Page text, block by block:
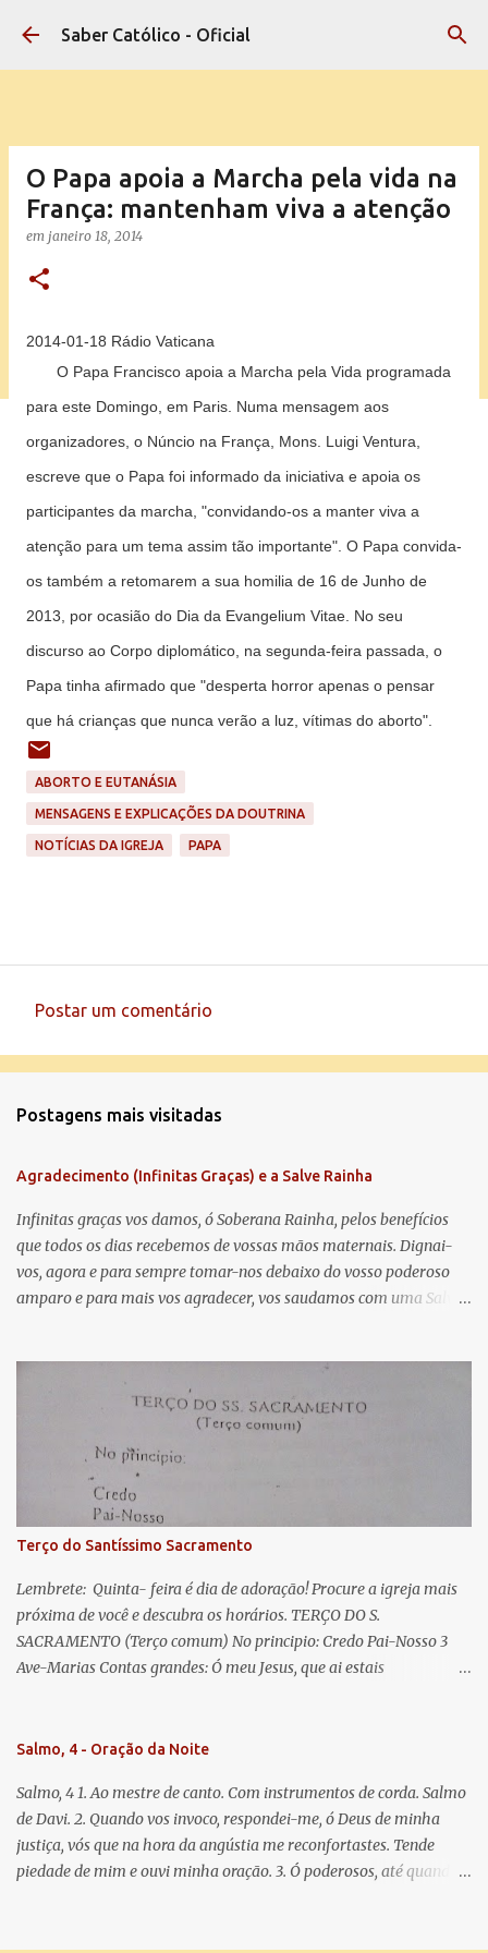
Pular para o conteúdo principal
Saber Católico - Oficial
O Papa apoia a Marcha pela vida na
França: mantenham viva a atenção
em janeiro 18, 2014
2014-01-18 Rádio Vaticana
O Papa Francisco apoia a Marcha pela Vida programada
para este Domingo, em Paris. Numa mensagem aos
organizadores, o Núncio na França, Mons. Luigi Ventura,
escreve que o Papa foi informado da iniciativa e apoia os
participantes da marcha, "convidando-os a manter viva a
atenção para um tema assim tão importante". O Papa convida-
os também a retomarem a sua homilia de 16 de Junho de
2013, por ocasião do Dia da Evangelium Vitae. No seu
discurso ao Corpo diplomático, na segunda-feira passada, o
Papa tinha afirmado que "desperta horror apenas o pensar
que há crianças que nunca verão a luz, vítimas do aborto".
ABORTO E EUTANÁSIA
MENSAGENS E EXPLICAÇÕES DA DOUTRINA
NOTÍCIAS DA IGREJA PAPA
e
t
á
r
i
o
Postar um comentário
Postagens mais visitadas
Agradecimento (Infinitas Graças) e a Salve Rainha
Infinitas graças vos damos, ó Soberana Rainha, pelos benefícios
que todos os dias recebemos de vossas mãos maternais. Dignai-
vos, agora e para sempre tomar-nos debaixo do vosso poderoso
amparo e para mais vos agradecer, vos saudamos com uma Salve
lágrimas. Eia, pois, Advogada nossa, estes vossos olhos
misericordiosos a nós volvei, e depois deste desterro, mostrai-nos
Jesus. Bendito é o fruto do vosso ventre, ó clemente, ó piedosa, ó
doce e sempre Virgem Maria. Rogai por nós Santa Mãe de Deus.
Para que sejamos dignos das promessas de Cristo. Amém.
Terço do Santíssimo Sacramento
Lembrete: Quinta- feira é dia de adoração! Procure a igreja mais
próxima de você e descubra os horários. TERÇO DO S.
SACRAMENTO (Terço comum) No principio: Credo Pai-Nosso 3
Ave-Marias Contas grandes: Ó meu Jesus, que ai estais
Vós morra eu! Nas contas pequenas: Sacramento de Amor!
que nos salva, dá-nos Vossa força, Vosso perdão e a Vossa
misericórdia. (no fim) Rezar 3 vezes: Louvores e graças se deem a
cada momento ao Santíssimo e Diviníssimo Sacramento.
Salmo, 4 - Oração da Noite
Salmo, 4 1. Ao mestre de canto. Com instrumentos de corda. Salmo
de Davi. 2. Quando vos invoco, respondei-me, ó Deus de minha
justiça, vós que na hora da angústia me reconfortastes. Tende
piedade de mim e ouvi minha oração. 3. Ó poderosos, até quando